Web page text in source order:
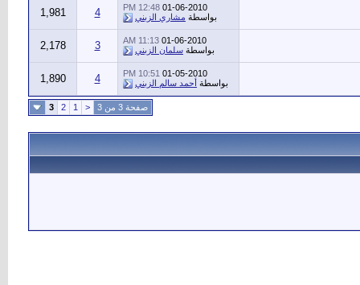
01-06-2010
12:48 PM
بواسطة مشاري الزبني 4
1,981
01-06-2010
11:13 AM
بواسطة سلمان الزبني 3
2,178
01-05-2010
10:51 PM
بواسطة أحمد سالم الزبني 4
1,890
صفحة 3 من 3 <
1
2
3